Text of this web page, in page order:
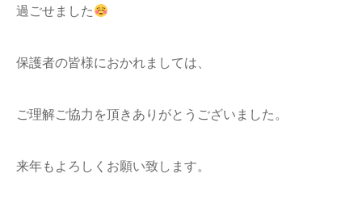
過ごせました
保護者の皆様におかれましては、
ご理解ご協力を頂きありがとうございました。
来年もよろしくお願い致します。